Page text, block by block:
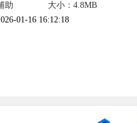
助
大小：4.8MB
01-16 16:12:18